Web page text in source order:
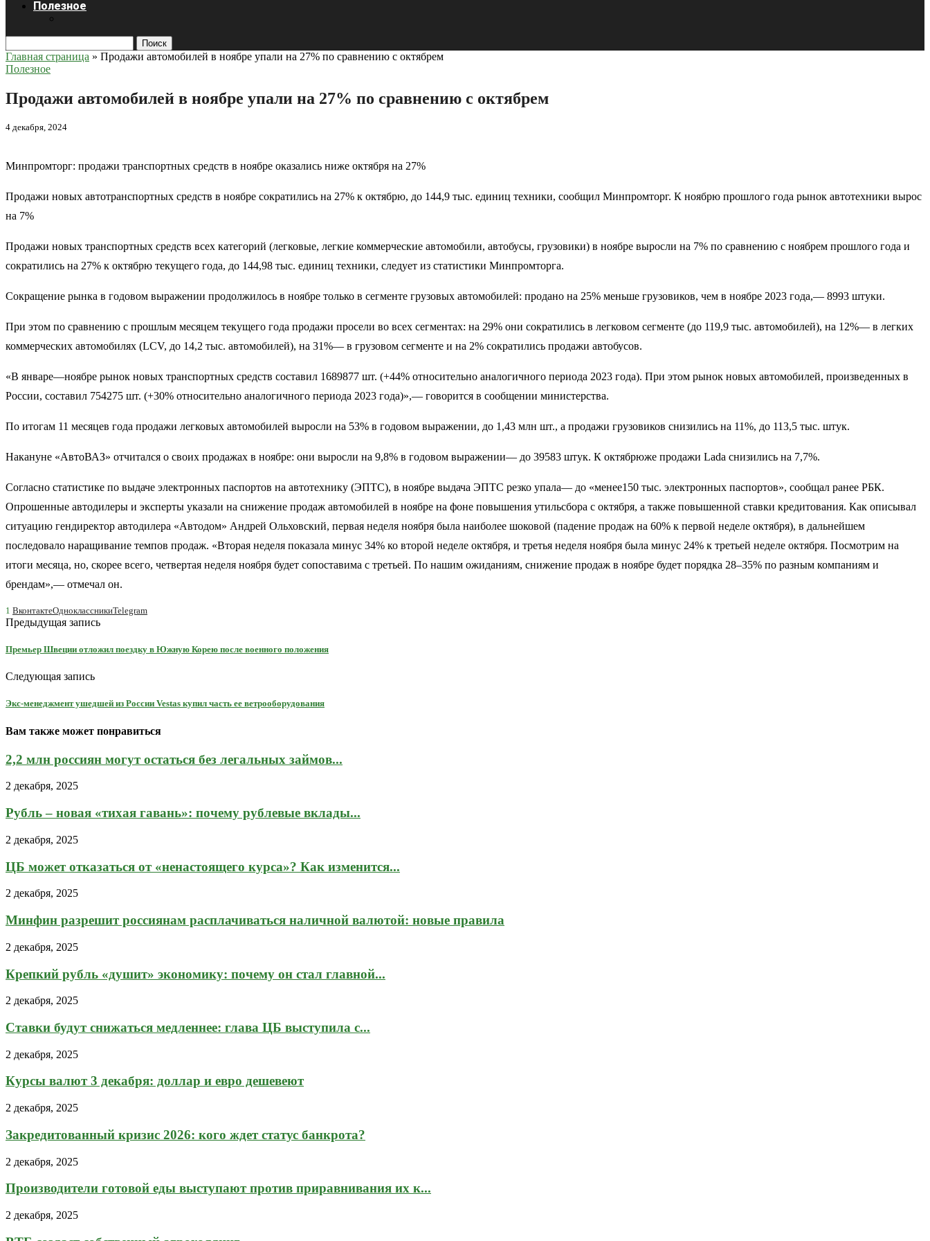
Полезное
Поиск
Главная страница » Продажи автомобилей в ноябре упали на 27% по сравнению с октябрем
Полезное
Продажи автомобилей в ноябре упали на 27% по сравнению с октябрем
4 декабря, 2024
Минпромторг: продажи транспортных средств в ноябре оказались ниже октября на 27%
Продажи новых автотранспортных средств в ноябре сократились на 27% к октябрю, до 144,9 тыс. единиц техники, сообщил Минпромторг. К ноябрю прошлого года рынок автотехники вырос
на 7%
Продажи новых транспортных средств всех категорий (легковые, легкие коммерческие автомобили, автобусы, грузовики) в ноябре выросли на 7% по сравнению с ноябрем прошлого года и
сократились на 27% к октябрю текущего года, до 144,98 тыс. единиц техники, следует из статистики Минпромторга.
Сокращение рынка в годовом выражении продолжилось в ноябре только в сегменте грузовых автомобилей: продано на 25% меньше грузовиков, чем в ноябре 2023 года,— 8993 штуки.
При этом по сравнению с прошлым месяцем текущего года продажи просели во всех сегментах: на 29% они сократились в легковом сегменте (до 119,9 тыс. автомобилей), на 12%— в легких
коммерческих автомобилях (LСV, до 14,2 тыс. автомобилей), на 31%— в грузовом сегменте и на 2% сократились продажи автобусов.
«В январе—ноябре рынок новых транспортных средств составил 1689877 шт. (+44% относительно аналогичного периода 2023 года). При этом рынок новых автомобилей, произведенных в
России, составил 754275 шт. (+30% относительно аналогичного периода 2023 года)»,— говорится в сообщении министерства.
По итогам 11 месяцев года продажи легковых автомобилей выросли на 53% в годовом выражении, до 1,43 млн шт., а продажи грузовиков снизились на 11%, до 113,5 тыс. штук.
Накануне «АвтоВАЗ» отчитался о своих продажах в ноябре: они выросли на 9,8% в годовом выражении— до 39583 штук. К октябрюже продажи Lada снизились на 7,7%.
Согласно статистике по выдаче электронных паспортов на автотехнику (ЭПТС), в ноябре выдача ЭПТС резко упала— до «менее150 тыс. электронных паспортов», сообщал ранее РБК.
Опрошенные автодилеры и эксперты указали на снижение продаж автомобилей в ноябре на фоне повышения утильсбора с октября, а также повышенной ставки кредитования. Как описывал
ситуацию гендиректор автодилера «Автодом» Андрей Ольховский, первая неделя ноября была наиболее шоковой (падение продаж на 60% к первой неделе октября), в дальнейшем
последовало наращивание темпов продаж. «Вторая неделя показала минус 34% ко второй неделе октября, и третья неделя ноября была минус 24% к третьей неделе октября. Посмотрим на
итоги месяца, но, скорее всего, четвертая неделя ноября будет сопоставима с третьей. По нашим ожиданиям, снижение продаж в ноябре будет порядка 28–35% по разным компаниям и
брендам»,— отмечал он.
1 ВконтактеОдноклассникиTelegram
Предыдущая запись
Премьер Швеции отложил поездку в Южную Корею после военного положения
Следующая запись
Экс-менеджмент ушедшей из России Vestas купил часть ее ветрооборудования
Вам также может понравиться
2,2 млн россиян могут остаться без легальных займов...
2 декабря, 2025
Рубль – новая «тихая гавань»: почему рублевые вклады...
2 декабря, 2025
ЦБ может отказаться от «ненастоящего курса»? Как изменится...
2 декабря, 2025
Минфин разрешит россиянам расплачиваться наличной валютой: новые правила
2 декабря, 2025
Крепкий рубль «душит» экономику: почему он стал главной...
2 декабря, 2025
Ставки будут снижаться медленнее: глава ЦБ выступила с...
2 декабря, 2025
Курсы валют 3 декабря: доллар и евро дешевеют
2 декабря, 2025
Закредитованный кризис 2026: кого ждет статус банкрота?
2 декабря, 2025
Производители готовой еды выступают против приравнивания их к...
2 декабря, 2025